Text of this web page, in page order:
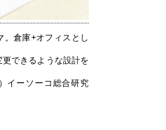
。倉庫+オフィスとし
できるような設計を
イーソーコ総合研究